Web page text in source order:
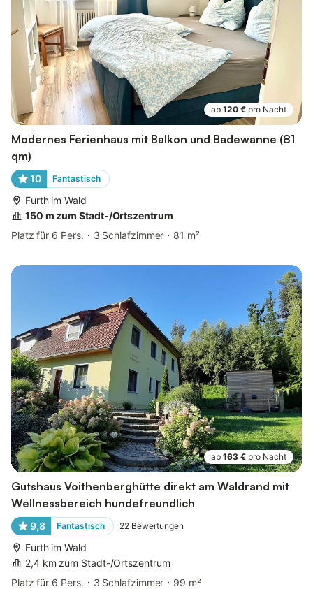
ab 120 € pro Nacht
Modernes Ferienhaus mit Balkon und Badewanne (81
qm)
10 Fantastisch
Furth im Wald
150 m zum Stadt-/Ortszentrum
Platz für 6 Pers.
3 Schlafzimmer 81 m²
ab 163 € pro Nacht
Gutshaus Voithenberghütte direkt am Waldrand mit
Wellnessbereich hundefreundlich
9,8 Fantastisch 22 Bewertungen
Furth im Wald
2,4 km zum Stadt-/Ortszentrum
Platz für 6 Pers.
3 Schlafzimmer
99 m²